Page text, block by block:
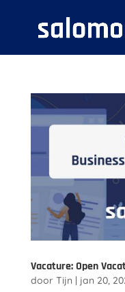
Vacature: Open
door Tijn | jan 20,